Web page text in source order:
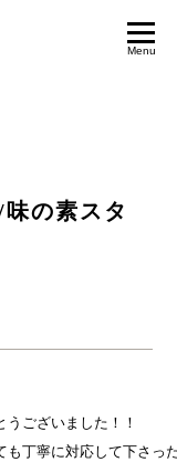
Menu
の素スタ
ございました！！
も丁寧に対応して下さ